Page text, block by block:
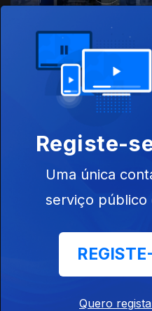
Registe-
Uma única
serviço público
Quero